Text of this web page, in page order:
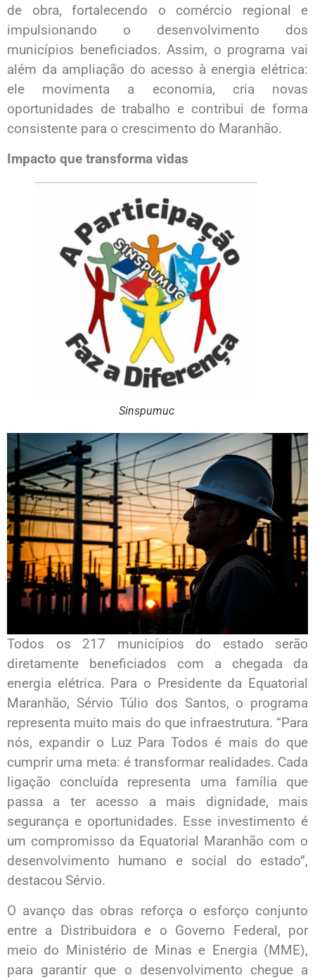
de obra, fortalecendo o comércio regional e
impulsionando o desenvolvimento dos
municípios beneficiados. Assim, o programa vai
além da ampliação do acesso à energia elétrica:
ele movimenta a economia, cria novas
oportunidades de trabalho e contribui de forma
consistente para o crescimento do Maranhão.
Impacto que transforma vidas
Sinspumuc
Todos os 217 municípios do estado serão
diretamente beneficiados com a chegada da
energia elétrica. Para o Presidente da Equatorial
Maranhão, Sérvio Túlio dos Santos, o programa
representa muito mais do que infraestrutura. “Para
nós, expandir o Luz Para Todos é mais do que
cumprir uma meta: é transformar realidades. Cada
ligação concluída representa uma família que
passa a ter acesso a mais dignidade, mais
segurança e oportunidades. Esse investimento é
um compromisso da Equatorial Maranhão com o
desenvolvimento humano e social do estado”,
destacou Sérvio.
O avanço das obras reforça o esforço conjunto
entre a Distribuidora e o Governo Federal, por
meio do Ministério de Minas e Energia (MME),
para garantir que o desenvolvimento chegue a